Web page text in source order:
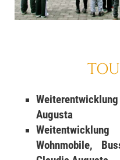
Augusta
Wohnmobile,